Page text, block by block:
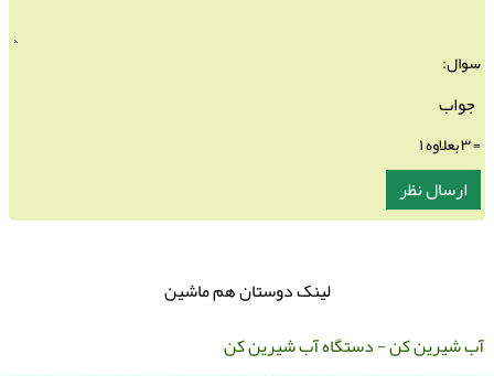
سوال:
لینک دوستان هم ماشین
شیرین کن - دستگاه آب شیرین کن